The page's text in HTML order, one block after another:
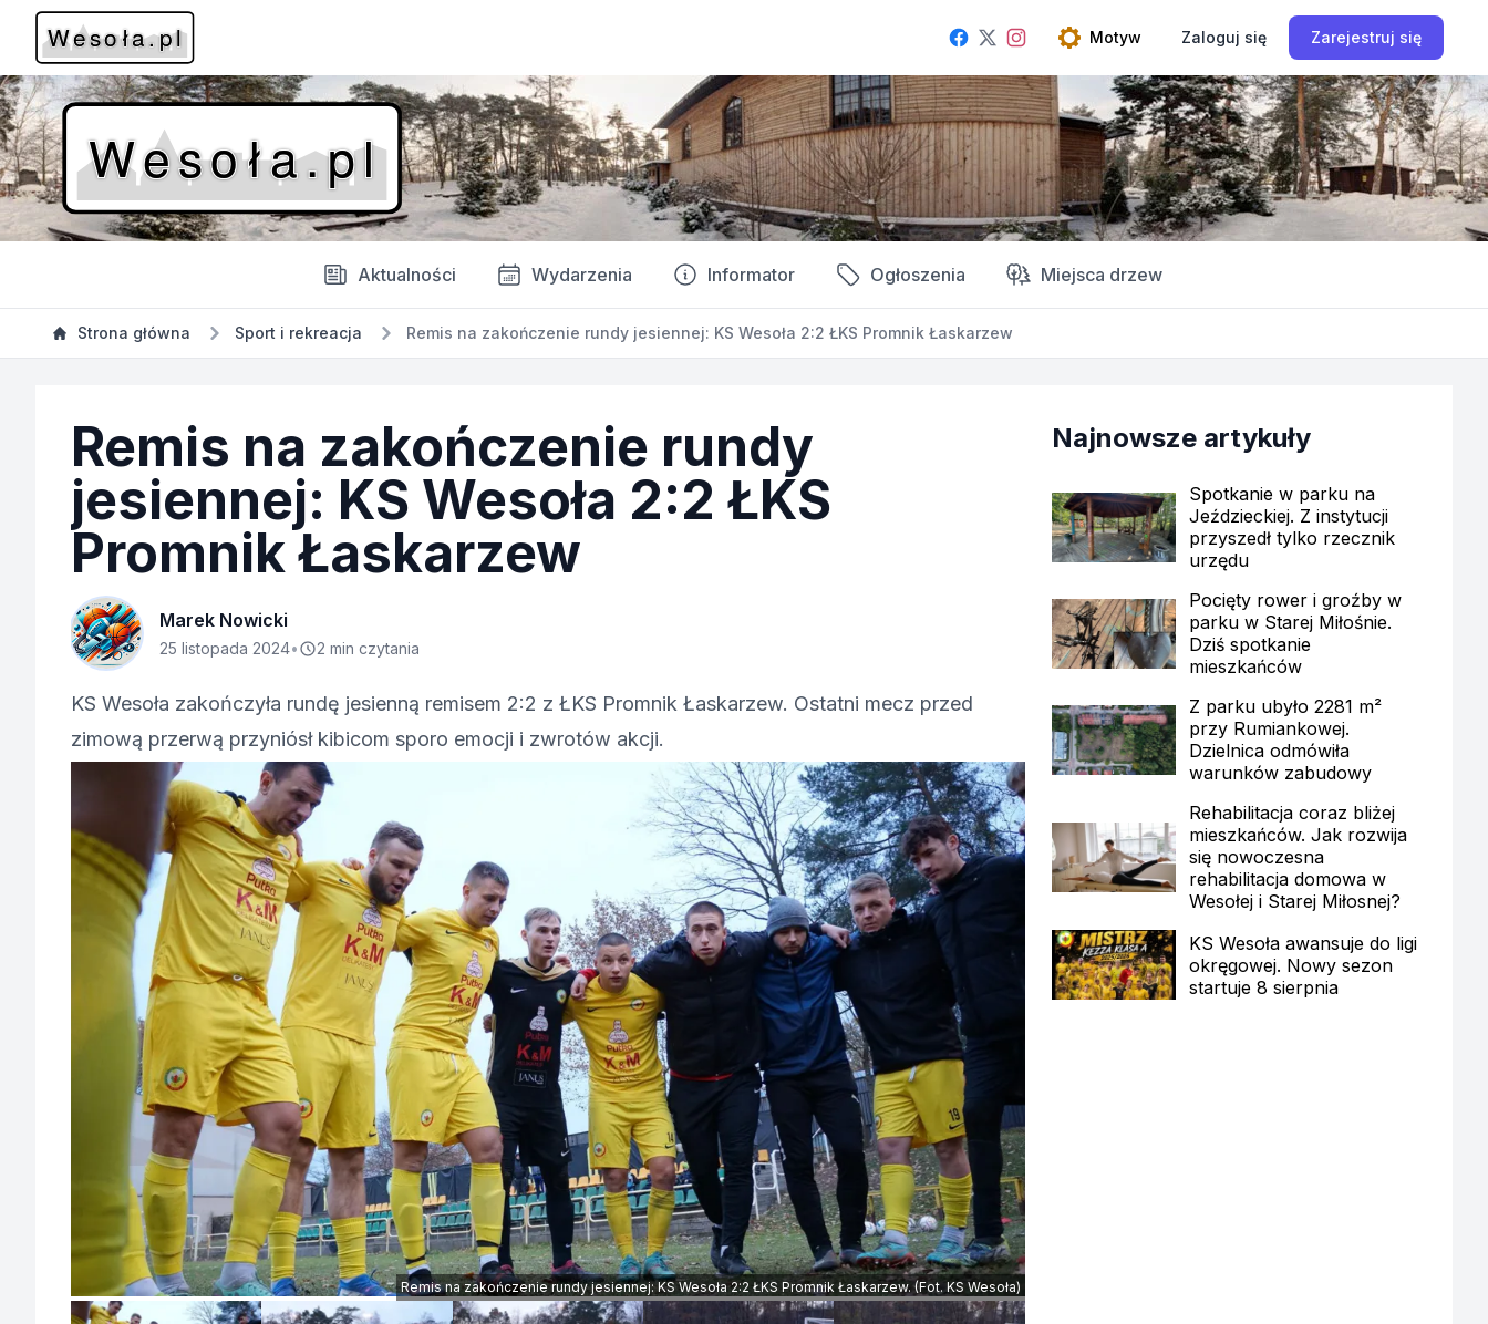
Facebook
TwitterInstagramOpen theme menu
Motyw Zaloguj się Zarejestruj się
Aktualności Wydarzenia Informator Ogłoszenia Miejsca drzew
Strona główna Sport i rekreacja Remis na zakończenie rundy jesiennej: KS Wesoła 2:2 ŁKS Promnik Łaskarzew
Remis na zakończenie rundy
jesiennej: KS Wesoła 2:2 ŁKS
Promnik Łaskarzew
Marek Nowicki
25 listopada 2024• 2 min czytania
KS Wesoła zakończyła rundę jesienną remisem 2:2 z ŁKS Promnik Łaskarzew. Ostatni mecz przed
zimową przerwą przyniósł kibicom sporo emocji i zwrotów akcji.
Remis na zakończenie rundy jesiennej: KS Wesoła 2:2 ŁKS Promnik Łaskarzew. (Fot. KS Wesoła)
Najnowsze artykuły
Spotkanie w parku na
Jeździeckiej. Z instytucji
przyszedł tylko rzecznik
urzędu
Pocięty rower i groźby w
parku w Starej Miłośnie.
Dziś spotkanie
mieszkańców
Z parku ubyło 2281 m²
przy Rumiankowej.
Dzielnica odmówiła
warunków zabudowy
Rehabilitacja coraz bliżej
mieszkańców. Jak rozwija
się nowoczesna
rehabilitacja domowa w
Wesołej i Starej Miłosnej?
KS Wesoła awansuje do ligi
okręgowej. Nowy sezon
startuje 8 sierpnia